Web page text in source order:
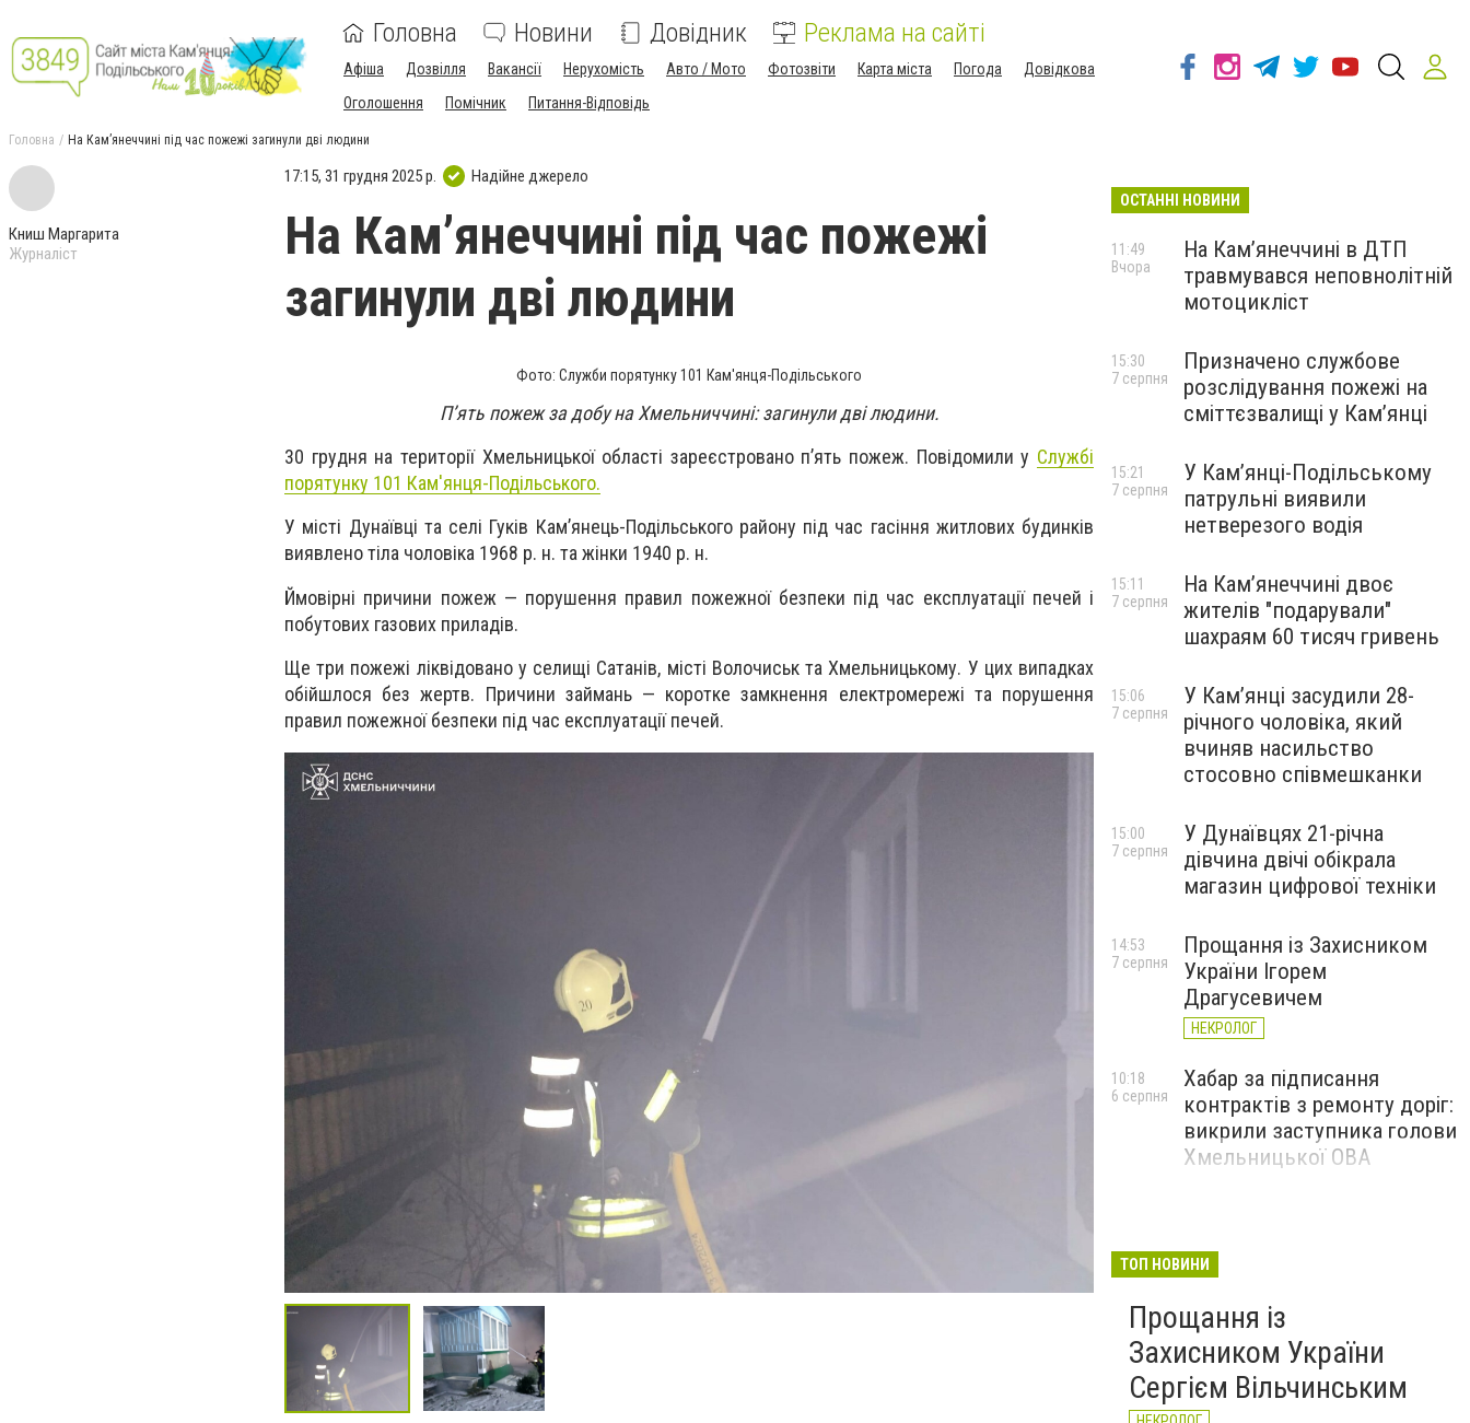
Головна Новини Довідник Реклама на сайті
Афіша Дозвілля Вакансії Нерухомість Авто / Мото Фотозвіти Карта міста Погода
Довідкова
Оголошення
Помічник Питання-Відповідь
Головна На Камʼянеччині під час пожежі загинули дві людини
Книш Маргарита
Журналіст
17:15, 31 грудня 2025 р. Надійне джерело
На Камʼянеччині під час пожежі
загинули дві людини
Фото: Служби порятунку 101 Кам'янця-Подільського
П’ять пожеж за добу на Хмельниччині: загинули дві людини.
30 грудня на території Хмельницької області зареєстровано п’ять пожеж. Повідомили у Службі
порятунку 101 Кам'янця-Подільського.
У місті Дунаївці та селі Гуків Кам’янець-Подільського району під час гасіння житлових будинків
виявлено тіла чоловіка 1968 р. н. та жінки 1940 р. н.
Ймовірні причини пожеж — порушення правил пожежної безпеки під час експлуатації печей і
побутових газових приладів.
Ще три пожежі ліквідовано у селищі Сатанів, місті Волочиськ та Хмельницькому. У цих випадках
обійшлося без жертв. Причини займань — коротке замкнення електромережі та порушення
правил пожежної безпеки під час експлуатації печей.
ОСТАННІ НОВИНИ
На Кам’янеччині в ДТП
травмувався неповнолітній
мотоцикліст
11:49
Вчора
Призначено службове
розслідування пожежі на
сміттєзвалищі у Кам’янці
15:30
7 серпня
У Кам’янці-Подільському
патрульні виявили
нетверезого водія
15:21
7 серпня
На Камʼянеччині двоє
жителів "подарували"
шахраям 60 тисяч гривень
15:11
7 серпня
У Камʼянці засудили 28-
річного чоловіка, який
вчиняв насильство
стосовно співмешканки
15:06
7 серпня
У Дунаївцях 21-річна
дівчина двічі обікрала
магазин цифрової техніки
15:00
7 серпня
Прощання із Захисником
України Ігорем
Драгусевичем
НЕКРОЛОГ
14:53
7 серпня
Хабар за підписання
контрактів з ремонту доріг:
викрили заступника голови
Хмельницької ОВА
10:18
6 серпня
ТОП НОВИНИ
Прощання із
Захисником України
Сергієм Вільчинським